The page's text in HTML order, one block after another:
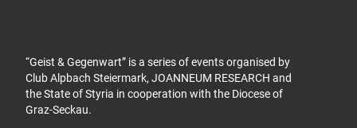
“Geist & Gegenwart” is a series of events organised by
Club Alpbach Steiermark, JOANNEUM RESEARCH and
the State of Styria in cooperation with the Diocese of
Graz-Seckau.